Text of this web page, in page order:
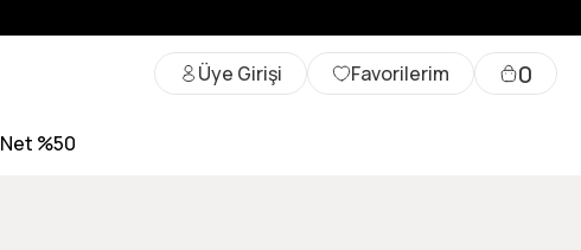
Üye Girişi Favorilerim 0
Net %50